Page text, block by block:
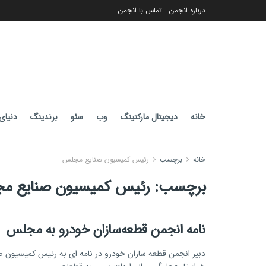
درباره انجمن تماس با انجمن
خانه دیجیتال مارکتینگ وب سئو برندینگ
خانه برچسب رئیس کمیسیون صنایع مجلس
برچسب:رئیس کمیسیون صنایع
نامه انجمن قطعه‌سازان خودرو به مجلس
دبیر انجمن قطعه سازان خودرو در نامه ای به رئیس